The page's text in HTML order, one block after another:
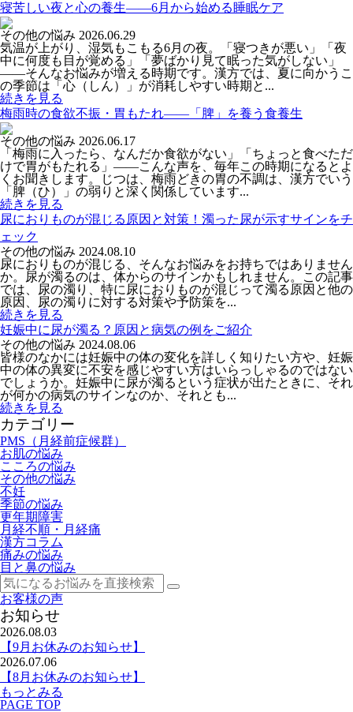
寝苦しい夜と心の養生――6月から始める睡眠ケア
その他の悩み 2026.06.29
気温が上がり、湿気もこもる6月の夜。「寝つきが悪い」「夜
中に何度も目が覚める」「夢ばかり見て眠った気がしない」
――そんなお悩みが増える時期です。漢方では、夏に向かうこ
の季節は「心（しん）」が消耗しやすい時期と...
続きを見る
梅雨時の食欲不振・胃もたれ――「脾」を養う食養生
その他の悩み 2026.06.17
「梅雨に入ったら、なんだか食欲がない」「ちょっと食べただ
けで胃がもたれる」――こんな声を、毎年この時期になるとよ
くお聞きします。じつは、梅雨どきの胃の不調は、漢方でいう
「脾（ひ）」の弱りと深く関係しています...
続きを見る
尿におりものが混じる原因と対策！濁った尿が示すサインをチ
ェック
その他の悩み 2024.08.10
尿におりものが混じる、そんなお悩みをお持ちではありません
か。尿が濁るのは、体からのサインかもしれません。この記事
では、尿の濁り、特に尿におりものが混じって濁る原因と他の
原因、尿の濁りに対する対策や予防策を...
続きを見る
妊娠中に尿が濁る？原因と病気の例をご紹介
その他の悩み 2024.08.06
皆様のなかには妊娠中の体の変化を詳しく知りたい方や、妊娠
中の体の異変に不安を感じやすい方はいらっしゃるのではない
でしょうか。妊娠中に尿が濁るという症状が出たときに、それ
が何かの病気のサインなのか、それとも...
続きを見る
カテゴリー
PMS（月経前症候群）
お肌の悩み
こころの悩み
その他の悩み
不妊
季節の悩み
更年期障害
月経不順・月経痛
漢方コラム
痛みの悩み
目と鼻の悩み
お客様の声
お知らせ
2026.08.03
【9月お休みのお知らせ】
2026.07.06
【8月お休みのお知らせ】
もっとみる
PAGE TOP